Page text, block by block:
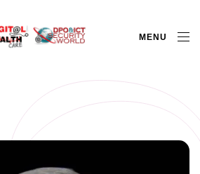
MENU